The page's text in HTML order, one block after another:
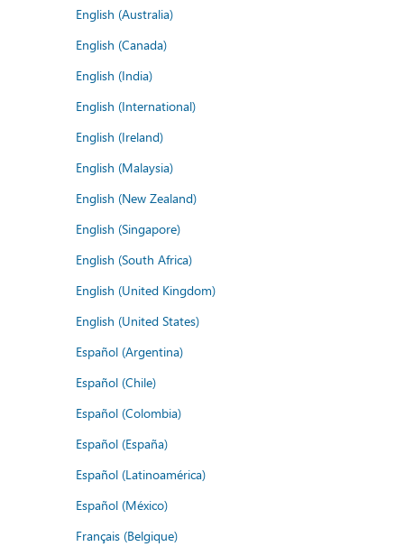
English (Australia)
English (Canada)
English (India)
English (International)
English (Ireland)
English (Malaysia)
English (New Zealand)
English (Singapore)
English (South Africa)
English (United Kingdom)
English (United States)
Español (Argentina)
Español (Chile)
Español (Colombia)
Español (España)
Español (Latinoamérica)
Español (México)
Français (Belgique)